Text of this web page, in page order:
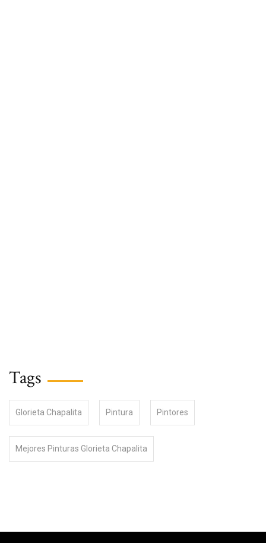
Tags
Glorieta Chapalita Pintura Pintores
Mejores Pinturas Glorieta Chapalita